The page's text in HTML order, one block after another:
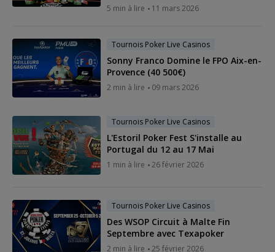
5 min à lire 11 mars 2026
Tournois Poker Live Casinos
Sonny Franco Domine le FPO Aix-en-
Provence (40 500€)
2 min à lire 09 mars 2026
Tournois Poker Live Casinos
L'Estoril Poker Fest S'installe au
Portugal du 12 au 17 Mai
1 min à lire 26 février 2026
Tournois Poker Live Casinos
Des WSOP Circuit à Malte Fin
Septembre avec Texapoker
2 min à lire 25 février 2026